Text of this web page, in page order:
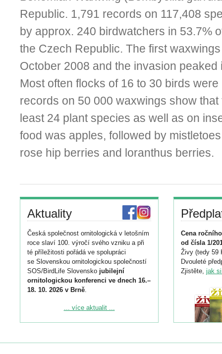
Republic. 1,791 records on 117,408
by approx. 240 birdwatchers in 53.7%
the Czech Republic. The first
October 2008 and the invasion peaked
Most often flocks of 16 to 30 birds
records on 50 000 waxwings show
least 24 plant species as well as on
food was apples, followed by
rose hip berries and loranthus berries.
Aktuality
Česká společnost ornitologická v letošním
roce slaví 100. výročí svého vzniku a při
té příležitosti pořádá ve spolupráci
se Slovenskou ornitologickou společností
SOS/BirdLife Slovensko jubilejní
ornitologickou konferenci ve dnech 16.–
18. 10. 2026 v Brně.
Podrobnější informace ke konferenci
Registrovat se můžete do 6. září.
... více aktualit ...
Cena
od čísla 1/
Živy (tedy 59
Dvouleté
Zjistěte, jak